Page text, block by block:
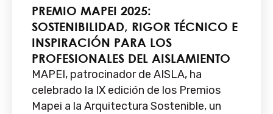
PREMIO MAPEI 2025:
SOSTENIBILIDAD, RIGOR TÉCNICO E
INSPIRACIÓN PARA LOS
PROFESIONALES DEL AISLAMIENTO
MAPEI, patrocinador de AISLA, ha
celebrado la IX edición de los Premios
Mapei a la Arquitectura Sostenible, un